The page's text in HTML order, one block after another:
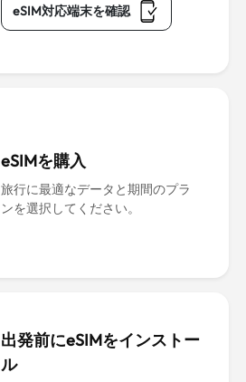
eSIM対応端末を確認
eSIMを購入
旅行に最適なデータと期間のプラ
ンを選択してください。
出発前にeSIMをインストー
ル